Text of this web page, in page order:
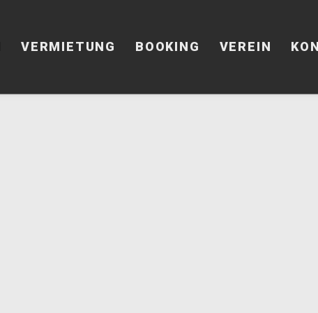
VERMIETUNG BOOKING VEREIN